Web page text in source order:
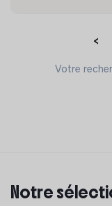
<
Votre
Notre